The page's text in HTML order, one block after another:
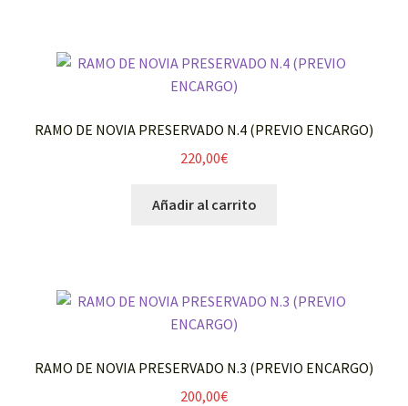
RAMO DE NOVIA PRESERVADO N.4 (PREVIO ENCARGO)
220,00€
Añadir al carrito
RAMO DE NOVIA PRESERVADO N.3 (PREVIO ENCARGO)
200,00€